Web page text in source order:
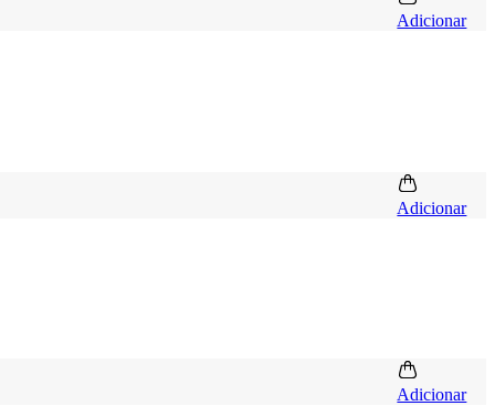
Adicionar
Adicionar
Adicionar